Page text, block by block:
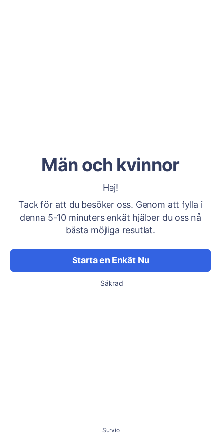
Män och kvinnor
Hej!
Tack för att du besöker oss. Genom att fylla i
denna 5-10 minuters enkät hjälper du oss nå
bästa möjliga resutlat.
Starta en Enkät Nu
Säkrad
Survio